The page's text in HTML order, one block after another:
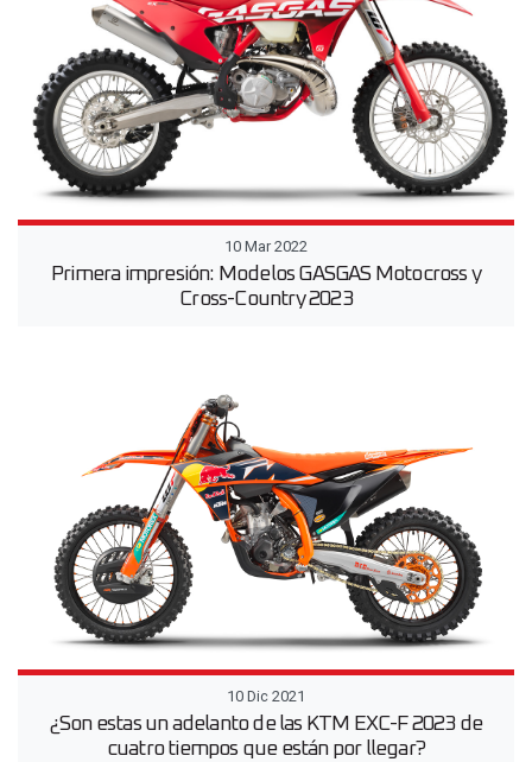
10 Mar 2022
Primera impresión: Modelos GASGAS Motocross y
Cross-Country 2023
10 Dic 2021
¿Son estas un adelanto de las KTM EXC-F 2023 de
cuatro tiempos que están por llegar?